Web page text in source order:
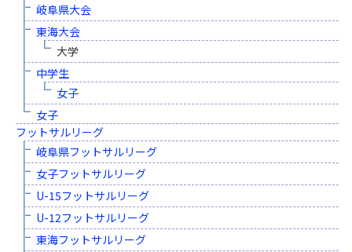
岐阜県大会
東海大会
大学
中学生
女子
女子
フットサルリーグ
岐阜県フットサルリーグ
女子フットサルリーグ
U-15フットサルリーグ
U-12フットサルリーグ
東海フットサルリーグ